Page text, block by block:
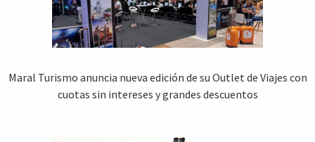
Maral Turismo anuncia nueva edición de su Outlet de Viajes con
cuotas sin intereses y grandes descuentos